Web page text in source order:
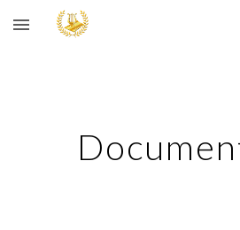
Skip to main content